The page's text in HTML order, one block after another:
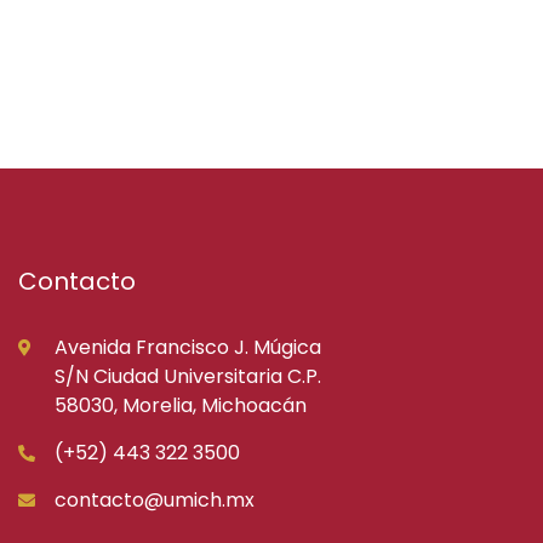
Contacto
Avenida Francisco J. Múgica
S/N Ciudad Universitaria C.P.
58030, Morelia, Michoacán
(+52) 443 322 3500
contacto@umich.mx